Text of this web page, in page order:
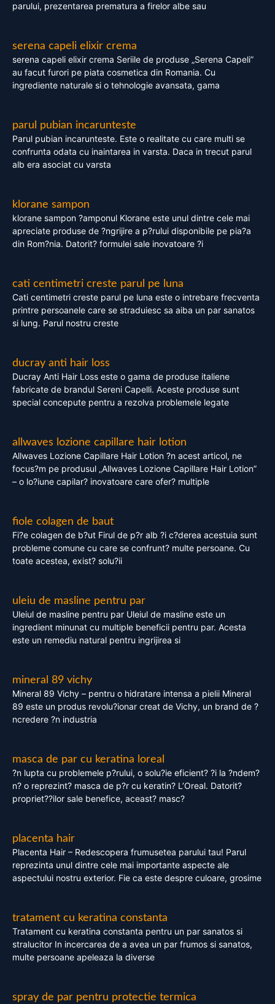
parului, prezentarea prematura a firelor albe sau
serena capeli elixir crema
serena capeli elixir crema Seriile de produse „Serena Capeli”
au facut furori pe piata cosmetica din Romania. Cu
ingrediente naturale si o tehnologie avansata, gama
parul pubian incarunteste
Parul pubian incarunteste. Este o realitate cu care multi se
confrunta odata cu inaintarea in varsta. Daca in trecut parul
alb era asociat cu varsta
klorane sampon
klorane sampon ?amponul Klorane este unul dintre cele mai
apreciate produse de ?ngrijire a p?rului disponibile pe pia?a
din Rom?nia. Datorit? formulei sale inovatoare ?i
cati centimetri creste parul pe luna
Cati centimetri creste parul pe luna este o intrebare frecventa
printre persoanele care se straduiesc sa aiba un par sanatos
si lung. Parul nostru creste
ducray anti hair loss
Ducray Anti Hair Loss este o gama de produse italiene
fabricate de brandul Sereni Capelli. Aceste produse sunt
special concepute pentru a rezolva problemele legate
allwaves lozione capillare hair lotion
Allwaves Lozione Capillare Hair Lotion ?n acest articol, ne
focus?m pe produsul „Allwaves Lozione Capillare Hair Lotion”
– o lo?iune capilar? inovatoare care ofer? multiple
fiole colagen de baut
Fi?e colagen de b?ut Firul de p?r alb ?i c?derea acestuia sunt
probleme comune cu care se confrunt? multe persoane. Cu
toate acestea, exist? solu?ii
uleiu de masline pentru par
Uleiul de masline pentru par Uleiul de masline este un
ingredient minunat cu multiple beneficii pentru par. Acesta
este un remediu natural pentru ingrijirea si
mineral 89 vichy
Mineral 89 Vichy – pentru o hidratare intensa a pielii Mineral
89 este un produs revolu?ionar creat de Vichy, un brand de ?
ncredere ?n industria
masca de par cu keratina loreal
?n lupta cu problemele p?rului, o solu?ie eficient? ?i la ?ndem?
n? o reprezint? masca de p?r cu keratin? L’Oreal. Datorit?
propriet??ilor sale benefice, aceast? masc?
placenta hair
Placenta Hair – Redescopera frumusetea parului tau! Parul
reprezinta unul dintre cele mai importante aspecte ale
aspectului nostru exterior. Fie ca este despre culoare, grosime
tratament cu keratina constanta
Tratament cu keratina constanta pentru un par sanatos si
stralucitor In incercarea de a avea un par frumos si sanatos,
multe persoane apeleaza la diverse
spray de par pentru protectie termica